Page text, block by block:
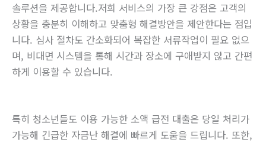
솔루션을 제공합니다.저희 서비스의 가장 큰 강점은 고객의
상황을 충분히 이해하고 맞춤형 해결방안을 제안한다는 점입
니다. 심사 절차도 간소화되어 복잡한 서류작업이 필요 없으
며, 비대면 시스템을 통해 시간과 장소에 구애받지 않고 간편
하게 이용할 수 있습니다.
특히 청소년들도 이용 가능한 소액 급전 대출은 당일 처리가
가능해 긴급한 자금난 해결에 빠르게 도움을 드립니다. 또한,